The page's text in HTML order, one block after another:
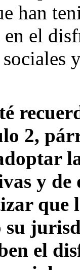
han
el
2,
y de
que
su
el